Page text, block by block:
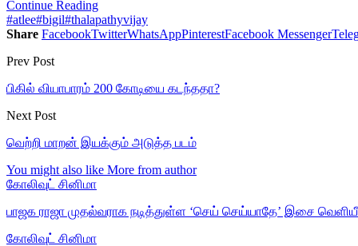
Continue Reading
#atlee#bigil#thalapathyvijay
Share FacebookTwitterWhatsAppPinterestFacebook Messenger
Prev Post
பிகில் வியாபாரம் 200 கோடியை கடந்ததா?
Next Post
வெற்றி மாறன் இயக்கும் அடுத்த படம்
You might also like More from author
கோலிவுட் சினிமா
பாஜக ராஜா முதல்வராக நடித்துள்ள ‘செய் செய்யாதே’ இசை
கோலிவுட் சினிமா